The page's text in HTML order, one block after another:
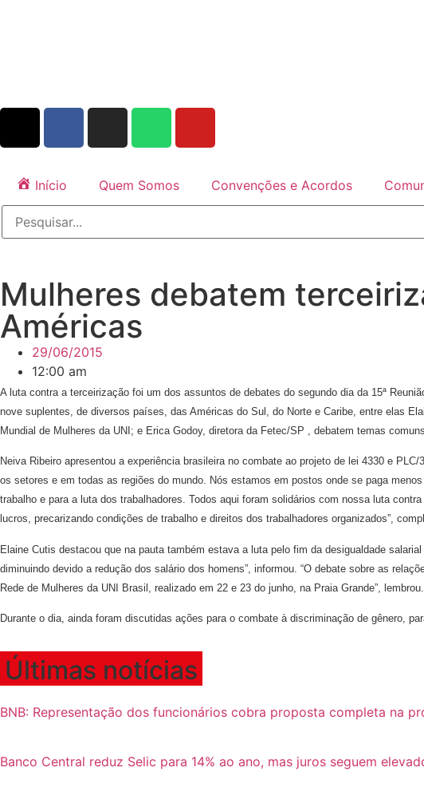
Início Quem Somos Convenções e Acordos
Mulheres debatem
Américas
29/06/2015
12:00 am
A luta contra a terceirização foi um dos assuntos de debates do segundo dia da 15ª
nove suplentes, de diversos países, das Américas do Sul, do Norte e Caribe, entre elas
Mundial de Mulheres da UNI; e Erica Godoy, diretora da Fetec/SP , debatem temas
Neiva Ribeiro apresentou a experiência brasileira no combate ao projeto de lei 4330 e
os setores e em todas as regiões do mundo. Nós estamos em postos onde se paga
trabalho e para a luta dos trabalhadores. Todos aqui foram solidários com nossa luta
lucros, precarizando condições de trabalho e direitos dos trabalhadores organizados”,
Elaine Cutis destacou que na pauta também estava a luta pelo fim da desigualdade
diminuindo devido a redução dos salário dos homens”, informou. “O debate sobre as
Rede de Mulheres da UNI Brasil, realizado em 22 e 23 do junho, na Praia Grande”, lembrou.
Durante o dia, ainda foram discutidas ações para o combate à discriminação de gênero,
Últimas notícias
BNB: Representação dos funcionários cobra proposta completa na
Banco Central reduz Selic para 14% ao ano, mas juros seguem